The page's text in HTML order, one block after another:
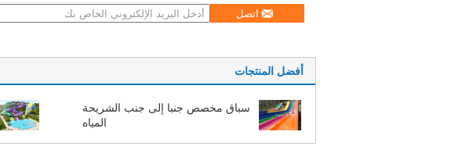
اتصل
أفضل المنتجات
سباق مخصص جنبا إلى جنب الشريحة
المياه